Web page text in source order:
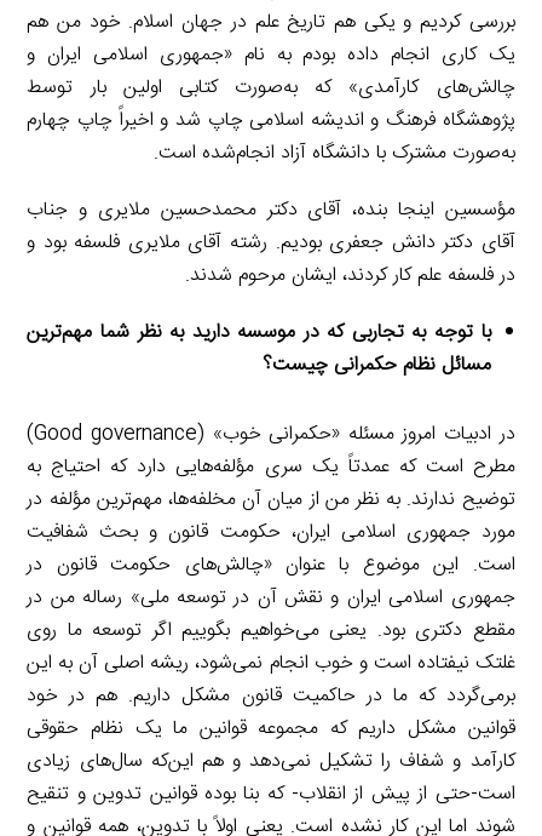
بررسی کردیم و یکی هم تاریخ علم در جهان اسلام. خود من هم
یک کاری انجام داده بودم به نام «جمهوری اسلامی ایران و
چالش‌های کارآمدی» که به‌صورت کتابی اولین بار توسط
پژوهشگاه فرهنگ و اندیشه اسلامی چاپ شد و اخیراً چاپ چهارم
به‌صورت مشترک با دانشگاه آزاد انجام‌شده است.
مؤسسین اینجا بنده، آقای دکتر محمدحسین ملایری و جناب
آقای دکتر دانش جعفری بودیم. رشته آقای ملایری فلسفه بود و
در فلسفه علم کار کردند، ایشان مرحوم شدند.
با توجه به تجاربی که در موسسه دارید به نظر شما مهم‌ترین
مسائل نظام حکمرانی چیست؟
در ادبیات امروز مسئله «حکمرانی خوب» (Good governance)
مطرح است که عمدتاً یک سری مؤلفه‌هایی دارد که احتیاج به
توضیح ندارند. به نظر من از میان آن مخلفه‌ها، مهم‌ترین مؤلفه در
مورد جمهوری اسلامی ایران، حکومت قانون و بحث شفافیت
است. این موضوع با عنوان «چالش‌های حکومت قانون در
جمهوری اسلامی ایران و نقش آن در توسعه ملی» رساله من در
مقطع دکتری بود. یعنی می‌خواهیم بگوییم اگر توسعه ما روی
غلتک نیفتاده است و خوب انجام نمی‌شود، ریشه اصلی آن به این
برمی‌گردد که ما در حاکمیت قانون مشکل داریم. هم در خود
قوانین مشکل داریم که مجموعه قوانین ما یک نظام حقوقی
کارآمد و شفاف را تشکیل نمی‌دهد و هم این‌که سال‌های زیادی
است-حتی از پیش از انقلاب- که بنا بوده قوانین تدوین و تنقیح
شوند اما این کار نشده است. یعنی اولاً با تدوین، همه قوانین و